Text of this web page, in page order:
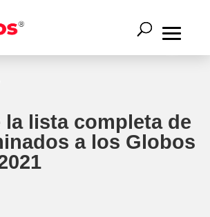
la lista completa de
a los Globos